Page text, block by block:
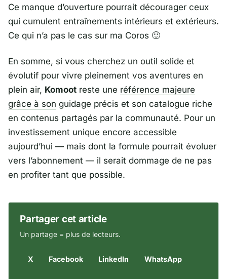
Ce manque d’ouverture pourrait décourager ceux
qui cumulent entraînements intérieurs et extérieurs.
Ce qui n’a pas le cas sur ma Coros 🙂
En somme, si vous cherchez un outil solide et
évolutif pour vivre pleinement vos aventures en
plein air, Komoot reste une référence majeure
grâce à son guidage précis et son catalogue riche
en contenus partagés par la communauté. Pour un
investissement unique encore accessible
aujourd’hui — mais dont la formule pourrait évoluer
vers l’abonnement — il serait dommage de ne pas
en profiter tant que possible.
Partager cet article
Un partage = plus de lecteurs.
X Facebook LinkedIn WhatsApp